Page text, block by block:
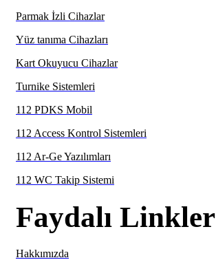
Parmak İzli Cihazlar
Yüz tanıma Cihazları
Kart Okuyucu Cihazlar
Turnike Sistemleri
112 PDKS Mobil
112 Access Kontrol Sistemleri
112 Ar-Ge Yazılımları
112 WC Takip Sistemi
Faydalı Linkler
Hakkımızda